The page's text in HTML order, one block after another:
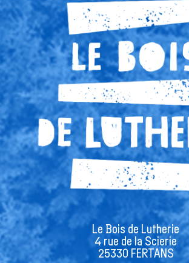
Le Bois de Lutherie
4 rue de la Scierie
25330 FERTANS